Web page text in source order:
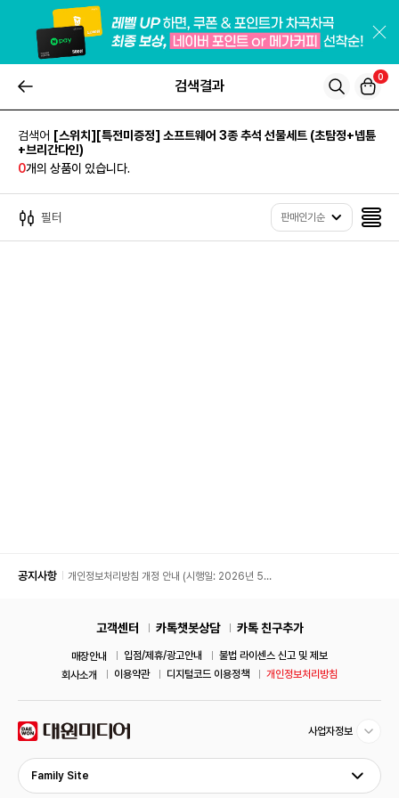
검색결과
0
검색어 [스위치][특전미증정] 소프트웨어 3종 추석 선물세트 (초탐정+넵튠
+브리간다인)
0개의 상품이 있습니다.
필터 판매인기순
공지사항
개인정보처리방침 개정 안내 (시행일: 2026년 5월
고객센터 카톡챗봇상담 카톡 친구추가
매장안내 입점/제휴/광고안내
불법 라이센스 신고 및 제보
회사소개
이용약관 디지털코드 이용정책 개인정보처리방침
사업자정보
Family Site